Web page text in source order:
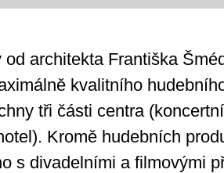
od architekta Františka
kvalitního
tři části centra
Kromě hudebních
s divadelními a filmovými